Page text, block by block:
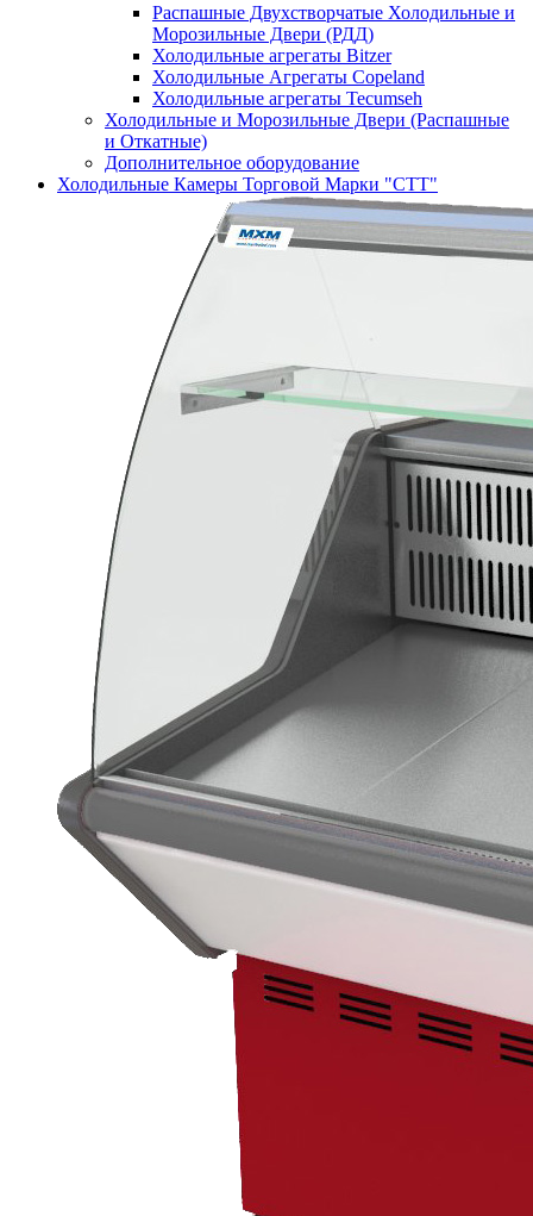
Распашные Двухстворчатые Холодильные и
Морозильные Двери (РДД)
Холодильные агрегаты Bitzer
Холодильные Агрегаты Copeland
Холодильные агрегаты Tecumseh
Холодильные и Морозильные Двери (Распашные
и Откатные)
Дополнительное оборудование
Холодильные Камеры Торговой Марки "СТТ"